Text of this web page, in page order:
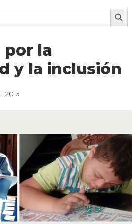
Botón
por la
y la inclusión
2015